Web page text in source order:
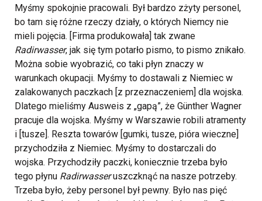
Myśmy spokojnie pracowali. Był bardzo zżyty personel,
bo tam się różne rzeczy działy, o których Niemcy nie
mieli pojęcia. [Firma produkowała] tak zwane
Radirwasser, jak się tym potarło pismo, to pismo znikało.
Można sobie wyobrazić, co taki płyn znaczy w
warunkach okupacji. Myśmy to dostawali z Niemiec w
zalakowanych paczkach [z przeznaczeniem] dla wojska.
Dlatego mieliśmy Ausweis z „gapą”, że Günther Wagner
pracuje dla wojska. Myśmy w Warszawie robili atramenty
i [tusze]. Reszta towarów [gumki, tusze, pióra wieczne]
przychodziła z Niemiec. Myśmy to dostarczali do
wojska. Przychodziły paczki, koniecznie trzeba było
tego płynu Radirwasseruszczknąć na nasze potrzeby.
Trzeba było, żeby personel był pewny. Było nas pięć